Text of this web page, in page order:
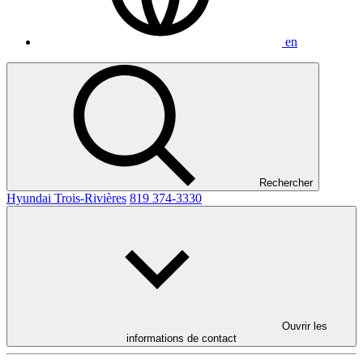
en
Rechercher
Hyundai Trois-Rivières 819 374-3330
Ouvrir les
informations de contact